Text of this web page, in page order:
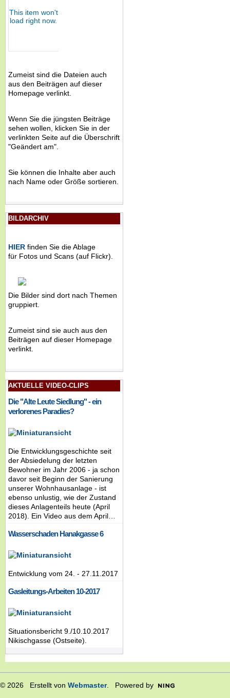
Zumeist sind die Dateien auch
aus den Beiträgen auf dieser
Homepage verlinkt.
Wenn Sie die jüngsten Beiträge
sehen wollen, klicken Sie in der
verlinkten Seite auf die Überschrift
"Geändert am".
Sie können die Inhalte aber auch
nach Name oder Größe sortieren.
BILDARCHIV
HIER finden Sie die Ablage
für Fotos und Scans (auf Flickr).
Die Bilder sind dort nach Themen
gruppiert.
Zumeist sind sie auch aus den
Beiträgen auf dieser Homepage
verlinkt.
AKTUELLE VIDEO-CLIPS
Die "Alte Leute Siedlung" - ein
verlorenes Paradies?
Die Entwicklungsgeschichte seit
der Absiedelung der letzten
Bewohner im Jahr 2006 - ja schon
davor seit Beginn der Sanierung
unserer Wohnhausanlage - ist
ebenso unlustig, wie der Zustand
dieses Anlagenteils heute (April
2018). Ein Video aus dem April…
Wasserschaden Hanakgasse 6
Entwicklung vom 24. - 27.11.2017
Gasleitungs-Arbeiten 10-2017
Situationsbericht 9./10.10.2017
Nikischgasse (Ostseite).
© 2026 Erstellt von Webmaster. Powered by